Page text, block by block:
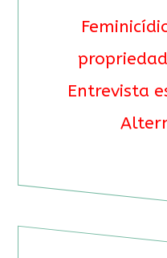
Entrevista